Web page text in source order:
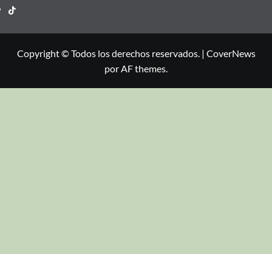
Copyright © Todos los derechos reservados. | CoverNews
por AF themes.